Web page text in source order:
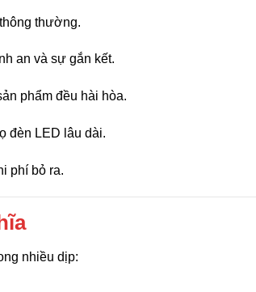
thường.
an và sự gắn kết.
phẩm đều hài hòa.
đèn LED lâu dài.
phí bỏ ra.
nhiều dịp: